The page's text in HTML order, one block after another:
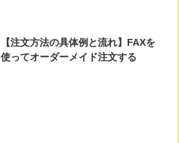
【注文方法の具体例と流れ】FAXを
使ってオーダーメイド注文する